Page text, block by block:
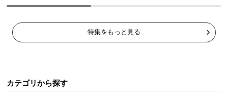
特集をもっと見る
カテゴリから探す